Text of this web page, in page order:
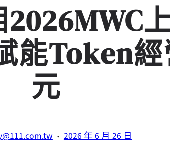
能Token
元
· 2026 年 6 月 26 日